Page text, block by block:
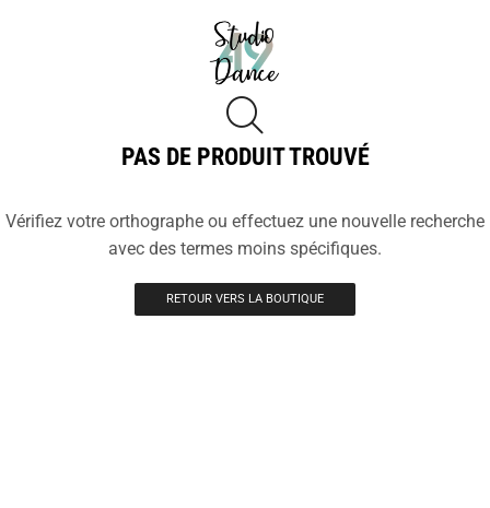
PAS DE PRODUIT TROUVÉ
Vérifiez votre orthographe ou effectuez une nouvelle recherche
avec des termes moins spécifiques.
RETOUR VERS LA BOUTIQUE